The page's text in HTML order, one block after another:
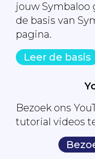
jouw Symbaloo
de basis van
pagina.
Leer de basis
Bezoek ons
tutorial videos